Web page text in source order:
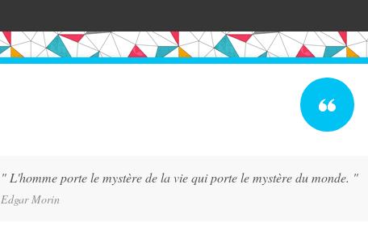
" L'homme porte le mystère de la vie qui porte le mystère du monde. "
Edgar Morin